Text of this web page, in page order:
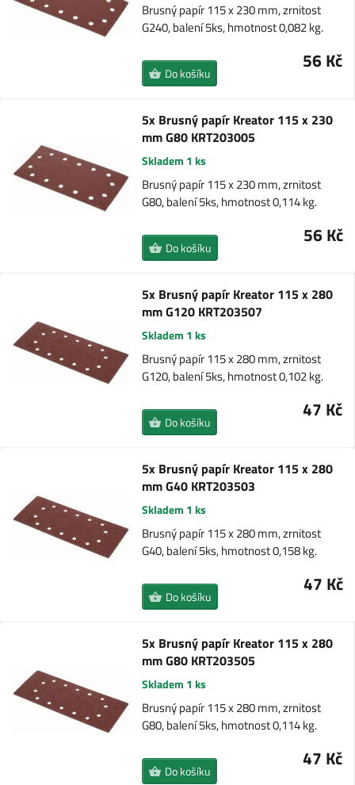
Brusný papír 115 x 230 mm, zrnitost
G240, balení 5ks, hmotnost 0,082 kg.
56 Kč
Do košíku
5x Brusný papír Kreator 115 x 230
mm G80 KRT203005
Skladem 1 ks
Brusný papír 115 x 230 mm, zrnitost
G80, balení 5ks, hmotnost 0,114 kg.
56 Kč
Do košíku
5x Brusný papír Kreator 115 x 280
mm G120 KRT203507
Skladem 1 ks
Brusný papír 115 x 280 mm, zrnitost
G120, balení 5ks, hmotnost 0,102 kg.
47 Kč
Do košíku
5x Brusný papír Kreator 115 x 280
mm G40 KRT203503
Skladem 1 ks
Brusný papír 115 x 280 mm, zrnitost
G40, balení 5ks, hmotnost 0,158 kg.
47 Kč
Do košíku
5x Brusný papír Kreator 115 x 280
mm G80 KRT203505
Skladem 1 ks
Brusný papír 115 x 280 mm, zrnitost
G80, balení 5ks, hmotnost 0,114 kg.
47 Kč
Do košíku